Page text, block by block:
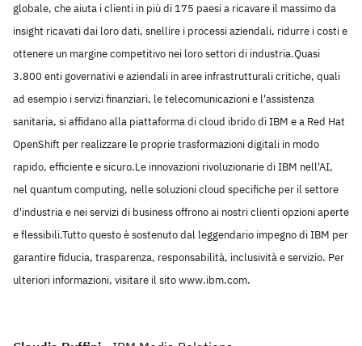
globale, che aiuta i clienti in più di 175 paesi a ricavare il massimo da
insight ricavati dai loro dati, snellire i processi aziendali, ridurre i costi e
ottenere un margine competitivo nei loro settori di industria.Quasi
3.800 enti governativi e aziendali in aree infrastrutturali critiche, quali
ad esempio i servizi finanziari, le telecomunicazioni e l'assistenza
sanitaria, si affidano alla piattaforma di cloud ibrido di IBM e a Red Hat
OpenShift per realizzare le proprie trasformazioni digitali in modo
rapido, efficiente e sicuro.Le innovazioni rivoluzionarie di IBM nell'AI,
nel quantum computing, nelle soluzioni cloud specifiche per il settore
d'industria e nei servizi di business offrono ai nostri clienti opzioni aperte
e flessibili.Tutto questo è sostenuto dal leggendario impegno di IBM per
garantire fiducia, trasparenza, responsabilità, inclusività e servizio. Per
ulteriori informazioni, visitare il sito www.ibm.com.